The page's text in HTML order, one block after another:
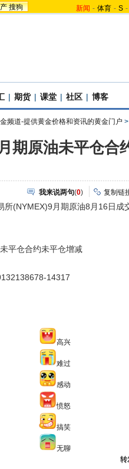
搜狗 新闻 - 体育 - S -
| 期货 | 课堂 | 社区 | 博客
频道-提供黄金价格和资讯的黄金门户 >
期原油未平仓合
我来说两句(0) 复制链
(NYMEX)9月期原油8月16日成
平仓合约未平仓增减
14317
高兴
难过
感动
愤怒
搞笑
无聊
转